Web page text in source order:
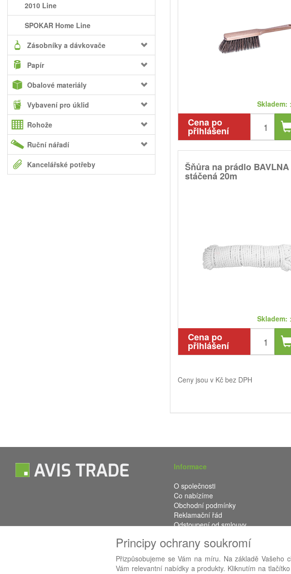
2010 Line
SPOKAR Home Line
Zásobníky a dávkovače
Papír
Obalové materiály
Vybavení pro úklid
Rohože
Ruční nářadí
Kancelářské potřeby
Skladem:
Cena po
přihlášení
Šňůra na prádlo BAVLNA
stáčená 20m
Skladem:
Cena po
přihlášení
Ceny jsou v Kč bez DPH
Informace
O společnosti
Co nabízíme
Obchodní podmínky
Reklamační řád
Odstoupení od smlouvy
Principy ochrany soukromí
Přizpůsobujeme se Vám na míru. Na základě Vašeho
Vám relevantní nabídky a produkty. Kliknutím na